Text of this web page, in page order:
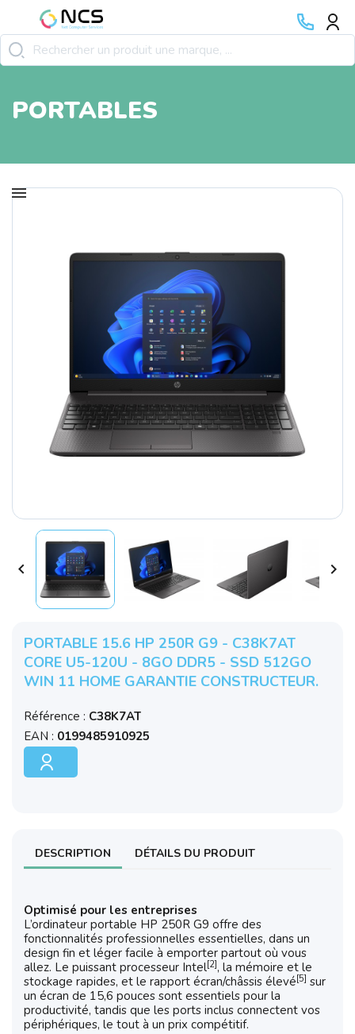
PORTABLES
 
PORTABLE 15.6 HP 250R G9 - C38K7AT
CORE U5-120U - 8GO DDR5 - SSD 512GO
WIN 11 HOME GARANTIE CONSTRUCTEUR.
Référence : C38K7AT
EAN : 0199485910925
DESCRIPTION DÉTAILS DU PRODUIT
Optimisé pour les entreprises
L’ordinateur portable HP 250R G9 offre des
fonctionnalités professionnelles essentielles, dans un
design fin et léger facile à emporter partout où vous
allez. Le puissant processeur Intel[2] , la mémoire et le
stockage rapides, et le rapport écran/châssis élevé [5] sur
un écran de 15,6 pouces sont essentiels pour la
productivité, tandis que les ports inclus connectent vos
périphériques, le tout à un prix compétitif.